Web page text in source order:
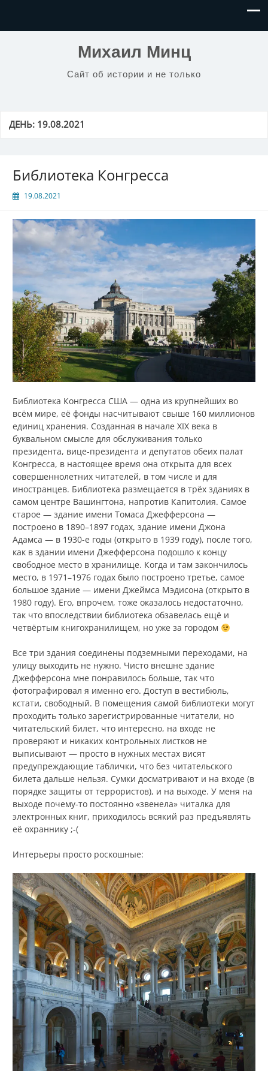
Михаил Минц
Сайт об истории и не только
ДЕНЬ: 19.08.2021
Библиотека Конгресса
19.08.2021
Библиотека Конгресса США — одна из крупнейших во
всём мире, её фонды насчитывают свыше 160 миллионов
единиц хранения. Созданная в начале XIX века в
буквальном смысле для обслуживания только
президента, вице-президента и депутатов обеих палат
Конгресса, в настоящее время она открыта для всех
совершеннолетних читателей, в том числе и для
иностранцев. Библиотека размещается в трёх зданиях в
самом центре Вашингтона, напротив Капитолия. Самое
старое — здание имени Томаса Джефферсона —
построено в 1890–1897 годах, здание имени Джона
Адамса — в 1930-е годы (открыто в 1939 году), после того,
как в здании имени Джефферсона подошло к концу
свободное место в хранилище. Когда и там закончилось
место, в 1971–1976 годах было построено третье, самое
большое здание — имени Джеймса Мэдисона (открыто в
1980 году). Его, впрочем, тоже оказалось недостаточно,
так что впоследствии библиотека обзавелась ещё и
четвёртым книгохранилищем, но уже за городом
Все три здания соединены подземными переходами, на
улицу выходить не нужно. Чисто внешне здание
Джефферсона мне понравилось больше, так что
фотографировал я именно его. Доступ в вестибюль,
кстати, свободный. В помещения самой библиотеки могут
проходить только зарегистрированные читатели, но
читательский билет, что интересно, на входе не
проверяют и никаких контрольных листков не
выписывают — просто в нужных местах висят
предупреждающие таблички, что без читательского
билета дальше нельзя. Сумки досматривают и на входе (в
порядке защиты от террористов), и на выходе. У меня на
выходе почему-то постоянно «звенела» читалка для
электронных книг, приходилось всякий раз предъявлять
её охраннику ;-(
Интерьеры просто роскошные: